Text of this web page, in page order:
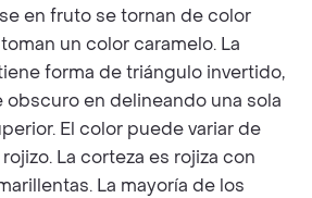
en fruto se tornan de color
un color caramelo. La
forma de triángulo invertido,
obscuro en delineando una sola
El color puede variar de
La corteza es rojiza con
La mayoría de los